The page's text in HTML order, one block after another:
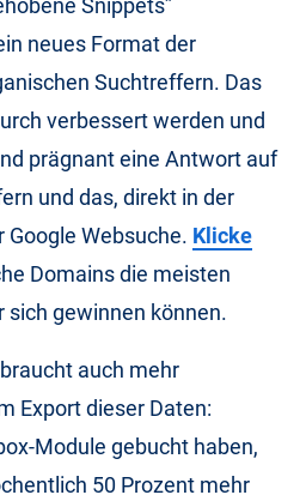
Snippets”
neues Format der
Suchtreffern. Das
verbessert werden und
prägnant eine Antwort auf
und das, direkt in der
Websuche. Klicke
Domains die meisten
sich gewinnen können.
auch mehr
Export dieser Daten:
Module gebucht haben,
50 Prozent mehr